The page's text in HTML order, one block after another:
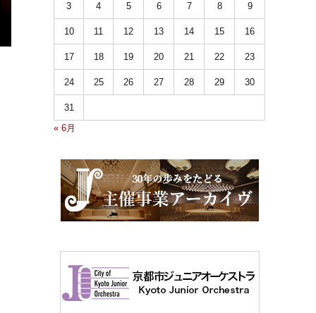
3 4 5 6 7 8 9
10 11 12 13 14 15 16
17 18 19 20 21 22 23
24 25 26 27 28 29 30
31
« 6月